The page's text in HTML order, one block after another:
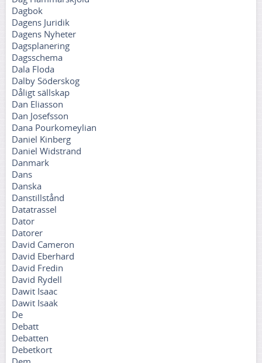
Dagbok
Dagens Juridik
Dagens Nyheter
Dagsplanering
Dagsschema
Dala Floda
Dalby Söderskog
Dåligt sällskap
Dan Eliasson
Dan Josefsson
Dana Pourkomeylian
Daniel Kinberg
Daniel Widstrand
Danmark
Dans
Danska
Danstillstånd
Datatrassel
Dator
Datorer
David Cameron
David Eberhard
David Fredin
David Rydell
Dawit Isaac
Dawit Isaak
De
Debatt
Debatten
Debetkort